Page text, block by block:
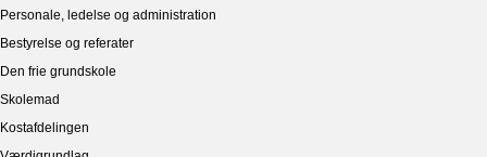
Personale, ledelse og administration
Bestyrelse og referater
Den frie grundskole
Skolemad
Kostafdelingen